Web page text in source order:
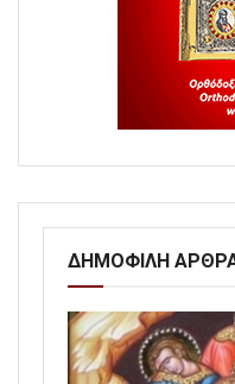
ΔΗΜΟΦΙΛΗ